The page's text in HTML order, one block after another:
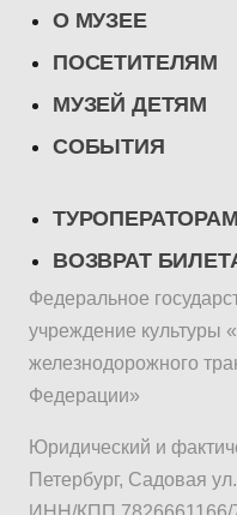
О МУЗЕЕ
ПОСЕТИТЕЛЯМ
МУЗЕЙ ДЕТЯМ
СОБЫТИЯ
ТУРОПЕРАТОРАМ
ВОЗВРАТ
Федеральное
учреждение культуры
железнодорожного
Федерации»
Юридический и
Петербург, Садовая